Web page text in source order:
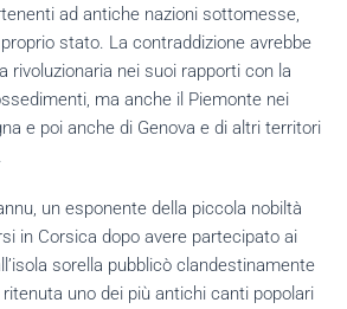
ad antiche nazioni sottomesse,
stato. La contraddizione avrebbe
rivoluzionaria nei suoi rapporti con la
ma anche il Piemonte nei
e poi anche di Genova e di altri territori
un esponente della piccola nobiltà
in Corsica dopo avere partecipato ai
sorella pubblicò clandestinamente
uno dei più antichi canti popolari